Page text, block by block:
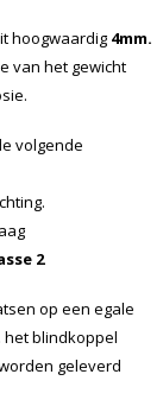
hoogwaardig 4mm.
van het gewicht
volgende
2
op een egale
het blindkoppel
geleverd